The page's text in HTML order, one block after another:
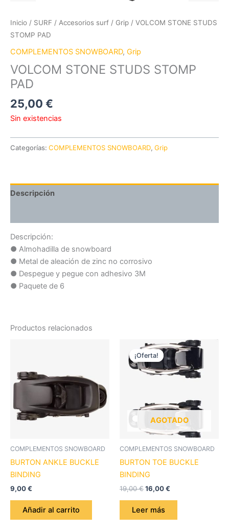
Inicio / SURF / Accesorios surf / Grip / VOLCOM STONE STUDS
STOMP PAD
COMPLEMENTOS SNOWBOARD, Grip
VOLCOM STONE STUDS STOMP
PAD
25,00 €
Sin existencias
Categorías: COMPLEMENTOS SNOWBOARD, Grip
Descripción
Descripción:
● Almohadilla de snowboard
● Metal de aleación de zinc no corrosivo
● Despegue y pegue con adhesivo 3M
● Paquete de 6
Productos relacionados
COMPLEMENTOS SNOWBOARD
BURTON ANKLE BUCKLE
BINDING
9,00€
Añadir al carrito
¡Oferta!
AGOTADO
¡Oferta!
COMPLEMENTOS SNOWBOARD
BURTON TOE BUCKLE
BINDING
19,00€
El
precio
original
era:
19,00 €.
16,00€
El
precio
actual
es:
16,00 €.
Leer más